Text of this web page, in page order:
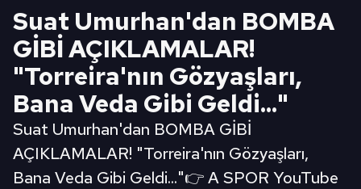
Suat Umurhan'dan BOMBA
GİBİ AÇIKLAMALAR!
"Torreira'nın Gözyaşları,
Bana Veda Gibi Geldi..."
Suat Umurhan'dan BOMBA GİBİ
AÇIKLAMALAR! "Torreira'nın Gözyaşları,
Bana Veda Gibi Geldi..."👉 A SPOR YouTube